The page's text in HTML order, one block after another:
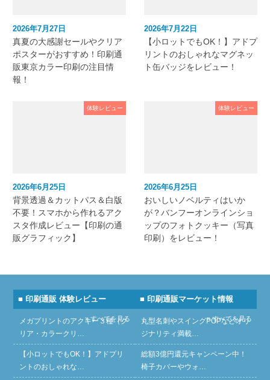
2026年7月27日
真夏の大感謝セールやクリア
ポスターがおすすめ！印刷通
販東京カラー印刷の注目情
報！
2026年7月22日
【小ロットでもOK！】アドプ
リントのおしゃれなマグネッ
ト缶バッジをレビュー！
体験レビュー
2026年6月25日
背景透過＆カットパス＆白版
不要！スマホから作れるアク
スタ作成レビュー【印刷の通
販グラフィック】
体験レビュー
2026年6月25日
おいしいノベルティはいか
が？バンフーオンラインショ
ップのフォトクッキー（写真
印刷）をレビュー！
■ 印刷通販 体験レビュー
» すべてを見る
メガプリントのアクキー３種（ク
リア・カラークリ…
【小ロットでもOK！】アドプリ
ントのおしゃれな…
■ 印刷通販マーケット情報
» すべてを見る
丸型名刺やスイングPOPなどオリ
ジナリティ満載…
総額3億円還元キャンペーン中！
椅子カバーやウォ…